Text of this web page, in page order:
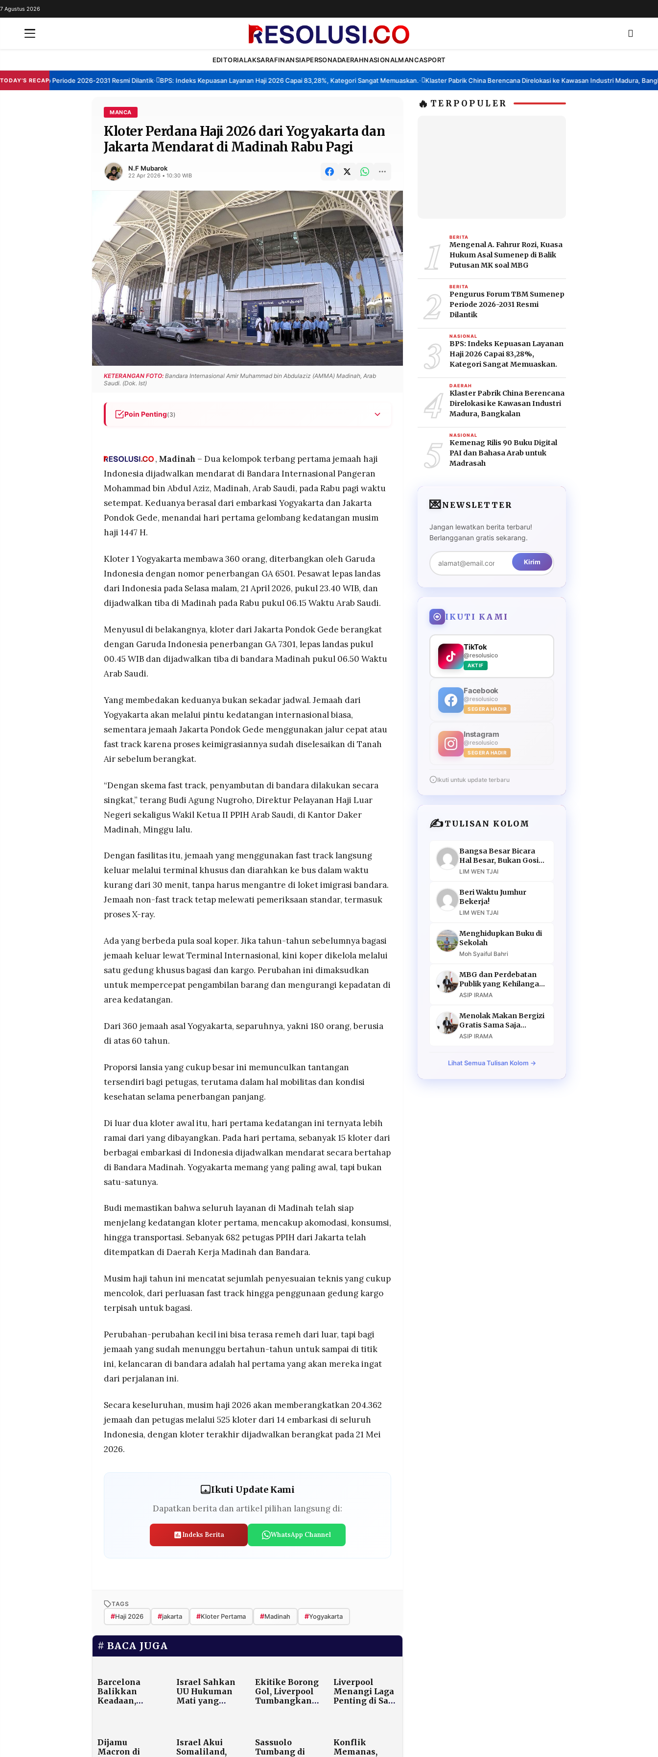
REDAKSI
TULISAN
7 Agustus 2026
EDITORIALAKSARAFINANSIAPERSONADAERAHNASIONALMANCASPORT
TODAY'S RECAP
Sumenep Periode 2026-2031 Resmi Dilantik• BPS: Indeks Kepuasan Layanan Haji 2026 Capai 83,28%, Kategori Sangat Memuaskan.• Klaster Pabrik China Berencana Direlokasi ke Kawasan Industri Madura, Bangkalan
MANCA
Kloter Perdana Haji 2026 dari Yogyakarta dan
Jakarta Mendarat di Madinah Rabu Pagi
N.F Mubarok
22 Apr 2026 • 10:30 WIB
KETERANGAN FOTO: Bandara Internasional Amir Muhammad bin Abdulaziz (AMMA) Madinah, Arab
Saudi. (Dok. Ist)
Poin Penting(3)
imigrasi rampung di Indonesia dan jemaah langsung menuju bus dalam waktu
kurang dari 30 menit setelah mendarat.
Hari pertama kedatangan mencakup total 15 kloter; secara keseluruhan musim
haji 2026 akan memberangkatkan lebih dari 204.000 jemaah hingga akhir Mei.
, Madinah– Dua kelompok terbang pertama jemaah haji
Indonesia dijadwalkan mendarat di Bandara Internasional Pangeran
Mohammad bin Abdul Aziz, Madinah, Arab Saudi, pada Rabu pagi waktu
setempat. Keduanya berasal dari embarkasi Yogyakarta dan Jakarta
Pondok Gede, menandai hari pertama gelombang kedatangan musim
haji 1447 H.
Kloter 1 Yogyakarta membawa 360 orang, diterbangkan oleh Garuda
Indonesia dengan nomor penerbangan GA 6501. Pesawat lepas landas
dari Indonesia pada Selasa malam, 21 April 2026, pukul 23.40 WIB, dan
dijadwalkan tiba di Madinah pada Rabu pukul 06.15 Waktu Arab Saudi.
Menyusul di belakangnya, kloter dari Jakarta Pondok Gede berangkat
dengan Garuda Indonesia penerbangan GA 7301, lepas landas pukul
00.45 WIB dan dijadwalkan tiba di bandara Madinah pukul 06.50 Waktu
Arab Saudi.
Yang membedakan keduanya bukan sekadar jadwal. Jemaah dari
Yogyakarta akan melalui pintu kedatangan internasional biasa,
sementara jemaah Jakarta Pondok Gede menggunakan jalur cepat atau
fast track karena proses keimigrasiannya sudah diselesaikan di Tanah
Air sebelum berangkat.
“Dengan skema fast track, penyambutan di bandara dilakukan secara
singkat,” terang Budi Agung Nugroho, Direktur Pelayanan Haji Luar
Negeri sekaligus Wakil Ketua II PPIH Arab Saudi, di Kantor Daker
Madinah, Minggu lalu.
Dengan fasilitas itu, jemaah yang menggunakan fast track langsung
keluar melalui terminal khusus dan diarahkan ke bus dalam waktu
kurang dari 30 menit, tanpa harus mengantre di loket imigrasi bandara.
Jemaah non-fast track tetap melewati pemeriksaan standar, termasuk
proses X-ray.
Ada yang berbeda pula soal koper. Jika tahun-tahun sebelumnya bagasi
jemaah keluar lewat Terminal Internasional, kini koper dikelola melalui
satu gedung khusus bagasi dan kargo. Perubahan ini dimaksudkan
untuk mempercepat pengambilan barang dan mengurangi kepadatan di
area kedatangan.
Dari 360 jemaah asal Yogyakarta, separuhnya, yakni 180 orang, berusia
di atas 60 tahun.
Proporsi lansia yang cukup besar ini memunculkan tantangan
tersendiri bagi petugas, terutama dalam hal mobilitas dan kondisi
kesehatan selama penerbangan panjang.
Di luar dua kloter awal itu, hari pertama kedatangan ini ternyata lebih
ramai dari yang dibayangkan. Pada hari pertama, sebanyak 15 kloter dari
berbagai embarkasi di Indonesia dijadwalkan mendarat secara bertahap
di Bandara Madinah. Yogyakarta memang yang paling awal, tapi bukan
satu-satunya.
Budi memastikan bahwa seluruh layanan di Madinah telah siap
menjelang kedatangan kloter pertama, mencakup akomodasi, konsumsi,
hingga transportasi. Sebanyak 682 petugas PPIH dari Jakarta telah
ditempatkan di Daerah Kerja Madinah dan Bandara.
Musim haji tahun ini mencatat sejumlah penyesuaian teknis yang cukup
mencolok, dari perluasan fast track hingga penggunaan gedung kargo
terpisah untuk bagasi.
Perubahan-perubahan kecil ini bisa terasa remeh dari luar, tapi bagi
jemaah yang sudah menunggu bertahun-tahun untuk sampai di titik
ini, kelancaran di bandara adalah hal pertama yang akan mereka ingat
dari perjalanan ini.
Secara keseluruhan, musim haji 2026 akan memberangkatkan 204.362
jemaah dan petugas melalui 525 kloter dari 14 embarkasi di seluruh
Indonesia, dengan kloter terakhir dijadwalkan berangkat pada 21 Mei
2026.
Ikuti Update Kami
Dapatkan berita dan artikel pilihan langsung di:
Indeks Berita WhatsApp Channel
TAGS
#Haji 2026 #jakarta #Kloter Pertama #Madinah #Yogyakarta
BACA JUGA
Barcelona
Balikkan
Keadaan,
Israel Sahkan
UU Hukuman
Mati yang
Dunia
Internasional
Ekitike Borong
Gol, Liverpool
Tumbangkan
Liverpool
Menangi Laga
Penting di San
Szoboszlai
Dijamu
Macron di
Israel Akui
Somaliland,
Sassuolo
Tumbang di
Konflik
Memanas,
🔥 TERPOPULER
1 BERITA
Mengenal A. Fahrur Rozi, Kuasa
Hukum Asal Sumenep di Balik
Putusan MK soal MBG
2 BERITA
Pengurus Forum TBM Sumenep
Periode 2026-2031 Resmi
Dilantik
3 NASIONAL
BPS: Indeks Kepuasan Layanan
Haji 2026 Capai 83,28%,
Kategori Sangat Memuaskan.
4 DAERAH
Klaster Pabrik China Berencana
Direlokasi ke Kawasan Industri
Madura, Bangkalan
5 NASIONAL
Kemenag Rilis 90 Buku Digital
PAI dan Bahasa Arab untuk
Madrasah
💌NEWSLETTER
Jangan lewatkan berita terbaru!
Berlangganan gratis sekarang.
Kirim
IKUTI KAMI
TikTok
@resolusico
AKTIF
Facebook
@resolusico
SEGERA HADIR
Instagram
@resolusico
SEGERA HADIR
Ikuti untuk update terbaru
✍️TULISAN KOLOM
Bangsa Besar Bicara
Hal Besar, Bukan Gosip
Murahan
LIM WEN TJAI
Beri Waktu Jumhur
Bekerja!
LIM WEN TJAI
Menghidupkan Buku di
Sekolah
Moh Syaiful Bahri
MBG dan Perdebatan
Publik yang Kehilangan
Argumen
ASIP IRAMA
Menolak Makan Bergizi
Gratis Sama Saja
Menolak Masa Depan
ASIP IRAMA
Lihat Semua Tulisan Kolom →